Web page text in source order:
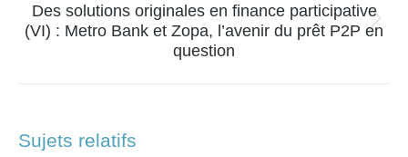
Article
suivant
Des solutions originales en finance participative
(VI) : Metro Bank et Zopa, l’avenir du prêt P2P en
question
Sujets relatifs